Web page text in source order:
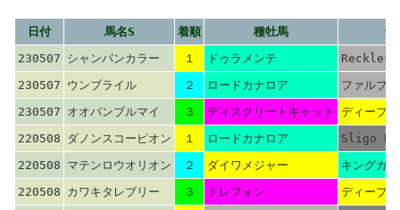
日付 馬名S 着順 種牡馬
母
230507 シャンパンカラー １ ドゥラメンテ
230507 ウンブライル ２ ロードカナロア
ファルブ
230507 オオバンブルマイ ３ ディスクリートキャット
ディープ
220508 ダノンスコーピオン １ ロードカナロア
Sligo
220508 マテンロウオリオン ２ ダイワメジャー
キングカ
220508 カワキタレブリー ３ ドレフォン
ディープ